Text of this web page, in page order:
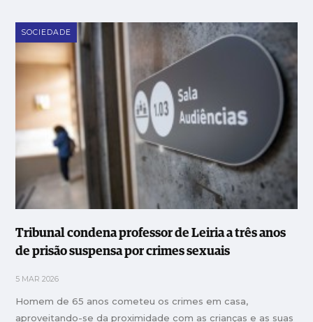
SOCIEDADE
Tribunal condena professor de Leiria a três anos
de prisão suspensa por crimes sexuais
5 MAR 2026
Homem de 65 anos cometeu os crimes em casa,
aproveitando-se da proximidade com as crianças e as suas